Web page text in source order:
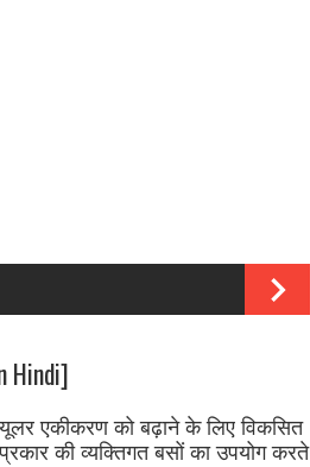
Hindi]
एकीकरण को बढ़ाने के लिए विकसित
की व्यक्तिगत बसों का उपयोग करते